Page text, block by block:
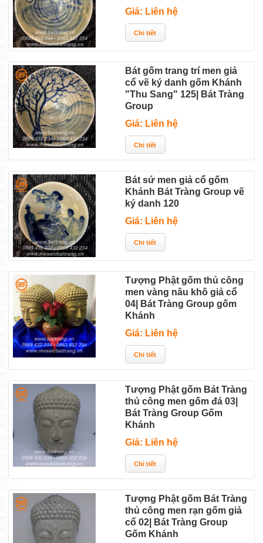
Giá: Liên hệ
Bát gốm trang trí men giả
cổ vẽ ký danh gốm Khánh
"Thu Sang" 125| Bát Tràng
Group
Giá: Liên hệ
Bát sứ men giả cổ gốm
Khánh Bát Tràng Group vẽ
ký danh 120
Giá: Liên hệ
Tượng Phật gốm thủ công
men vàng nâu khô giả cổ
04| Bát Tràng Group gốm
Khánh
Giá: Liên hệ
Tượng Phật gốm Bát Tràng
thủ công men gốm đá 03|
Bát Tràng Group Gốm
Khánh
Giá: Liên hệ
Tượng Phật gốm Bát Tràng
thủ công men rạn gốm giả
cổ 02| Bát Tràng Group
Gốm Khánh